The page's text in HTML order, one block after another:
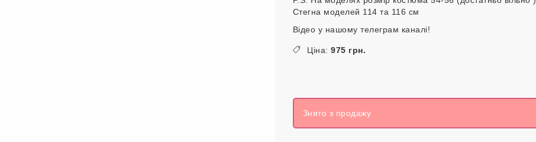
Стегна моделей 114 та 116 см
Відео у нашому телеграм каналі!
Ціна: 975 грн.
Знято з продажу